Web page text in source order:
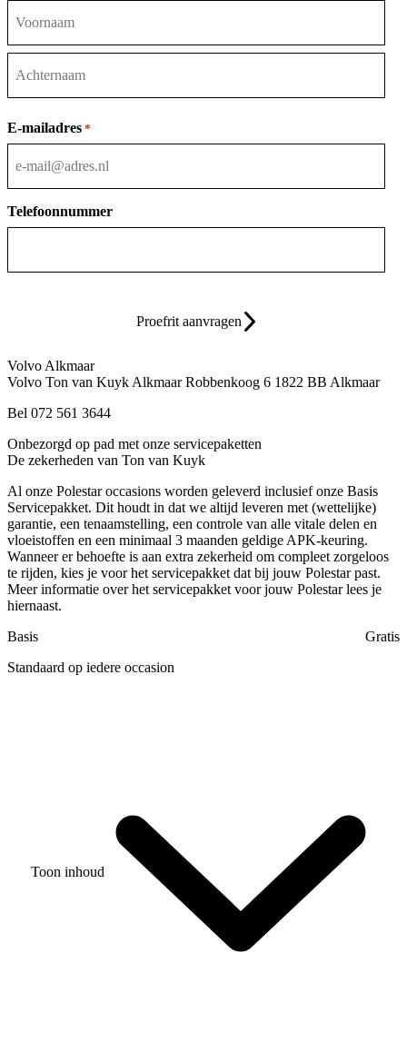
Voornaam
E-mailadres *
Telefoonnummer
Proefrit aanvragen
Volvo Alkmaar
Volvo Ton van Kuyk Alkmaar Robbenkoog 6 1822 BB Alkmaar
Bel 072 561 3644
Onbezorgd op pad met onze servicepaketten
De zekerheden van Ton van Kuyk
Al onze Polestar occasions worden geleverd inclusief onze Basis
Servicepakket. Dit houdt in dat we altijd leveren met (wettelijke)
garantie, een tenaamstelling, een controle van alle vitale delen en
vloeistoffen en een minimaal 3 maanden geldige APK-keuring.
Wanneer er behoefte is aan extra zekerheid om compleet zorgeloos
te rijden, kies je voor het servicepakket dat bij jouw Polestar past.
Meer informatie over het servicepakket voor jouw Polestar lees je
hiernaast.
Basis
Gratis
Standaard op iedere occasion
Toon inhoud